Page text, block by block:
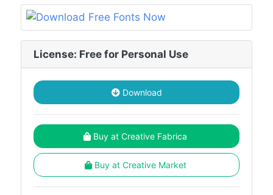
License: Free for Personal Use
Download
Buy at Creative Fabrica
Buy at Creative Market